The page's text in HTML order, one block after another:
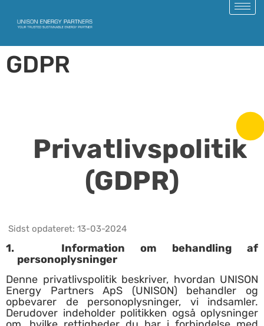
GDPR
Privatlivspolitik
(GDPR)
Sidst opdateret: 13-03-2024
1. Information om behandling af
personoplysninger
Denne privatlivspolitik beskriver, hvordan UNISON
Energy Partners ApS (UNISON) behandler og
opbevarer de personoplysninger, vi indsamler.
Derudover indeholder politikken også oplysninger